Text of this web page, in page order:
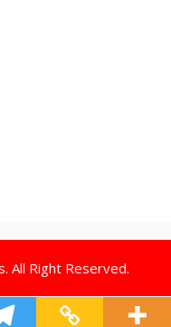
All Right Reserved.